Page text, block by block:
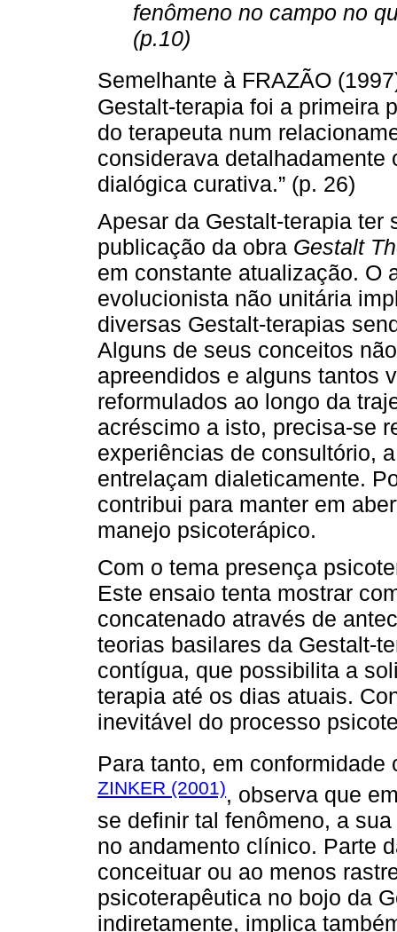
fenômeno no campo no
(p.10)
Semelhante à FRAZÃO
Gestalt-terapia foi a primeira
do terapeuta num
considerava
dialógica curativa.” (p. 26)
Apesar da Gestalt-terapia ter
publicação da obra Gestalt
em constante atualização. O
evolucionista não unitária
diversas Gestalt-terapias
Alguns de seus conceitos
apreendidos e alguns tantos
reformulados ao longo da
acréscimo a isto, precisa-se
experiências de consultório,
entrelaçam dialeticamente.
contribui para manter em
manejo psicoterápico.
Com o tema presença
Este ensaio tenta mostrar
concatenado através de
teorias basilares da Gestalt-
contígua, que possibilita a
terapia até os dias atuais.
inevitável do processo
Para tanto, em conformidade
ZINKER (2001), observa que
se definir tal fenômeno, a
no andamento clínico. Parte
conceituar ou ao menos
psicoterapêutica no bojo da
indiretamente, implica